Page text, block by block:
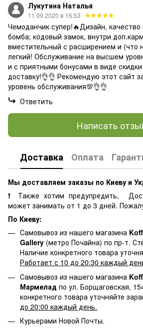
Лукутина Наталья
11.09.2020 в 16:53
Чемоданчик супер!🔥Дизайн, качество
бомба; кодовый замок, внутри
вместительный с расширением и (что
легкий! Обслуживание на высшем
и с приятными бонусами в виде
доставку!👌👌 Рекомендую этот сайт
уровень обслуживания💯👌👌
Ответить
Написать
Доставка Оплата
Мы доставляем заказы по Киеву и
❗ Также хотим предупредить,
может занимать от 1 до 3 дней.
По Киеву:
Самовывоз из нашего магазина
Gallery (метро Почайна) по пр-т.
Наличие конкретного товара
Работает с 10 до 20:30 каждый
Самовывоз из нашего магазина
Мармелад по ул. Борщаговская,
конкретного товара уточняйте
до 20:00 каждый день.
Курьерами Новой Почты.